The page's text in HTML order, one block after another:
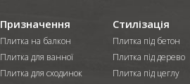
Призначення
Плитка на балкон
Плитка для ванної
Плитка для сходинок
Стилізація
Плитка під бетон
Плитка під дерево
Плитка під цеглу